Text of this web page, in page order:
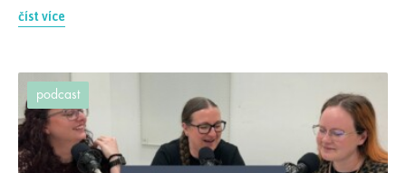
číst více
podcast